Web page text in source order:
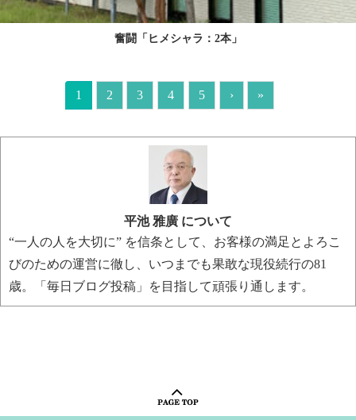
奮闘「ヒメシャラ：2本」
1 2 3 4 5 › »
平池 雅廣 について
“一人の人を大切に” を信条として、お客様の満足とよろこ
びのための運営に徹し、いつまでも果敢な現役続行の81
歳。「毎日ブログ投稿」を目指して頑張り通します。